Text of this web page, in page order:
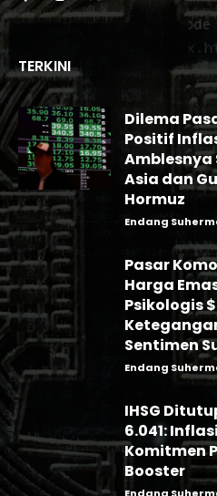
TERKINI
Dilema
Positif
Amblesnya
Asia dan
Hormuz
Endang
Pasar
Harga
Psikologis
Sentimen
Endang
IHSG
6.041:
Komitmen
Booster
Endang